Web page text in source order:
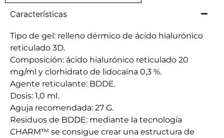
Características
Tipo de gel: relleno dérmico de ácido hialurónico
reticulado 3D.
Composición: ácido hialurónico reticulado 20
mg/ml y clorhidrato de lidocaína 0,3 %.
Agente reticulante: BDDE.
Dosis: 1,0 ml.
Aguja recomendada: 27 G.
Residuos de BDDE: mediante la tecnología
CHARM™ se consigue crear una estructura de